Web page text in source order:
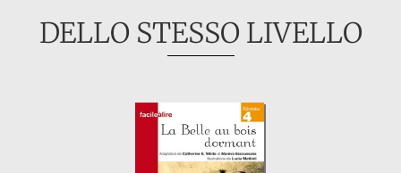
DELLO STESSO LIVELLO